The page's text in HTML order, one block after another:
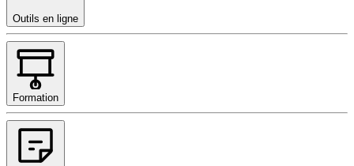
Outils en ligne
Formation